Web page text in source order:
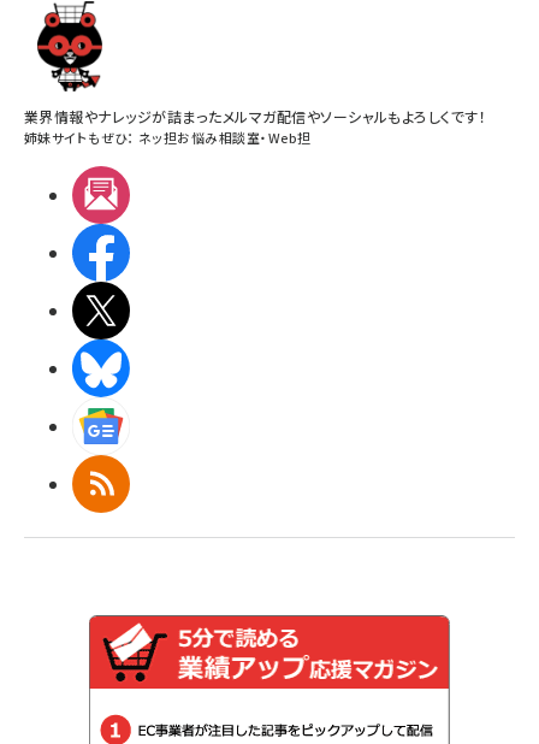
業界情報やナレッジが詰まったメルマガ配信やソーシャルもよろしくです！
姉妹サイトもぜひ： ネッ担お悩み相談室・Web担
RSS